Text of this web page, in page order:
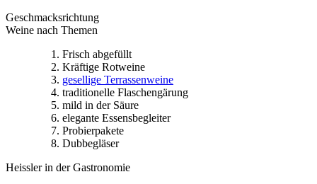
Geschmacksrichtung
Weine nach Themen
Frisch abgefüllt
Kräftige Rotweine
gesellige Terrassenweine
traditionelle Flaschengärung
mild in der Säure
elegante Essensbegleiter
Probierpakete
Dubbegläser
Heissler in der Gastronomie